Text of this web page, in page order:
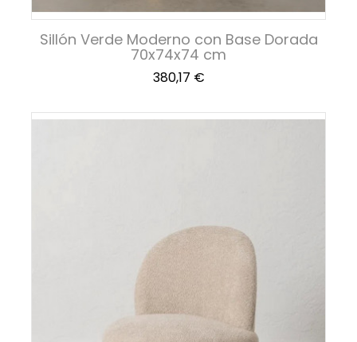
Sillón Verde Moderno con Base Dorada
70x74x74 cm
Precio
380,17 €